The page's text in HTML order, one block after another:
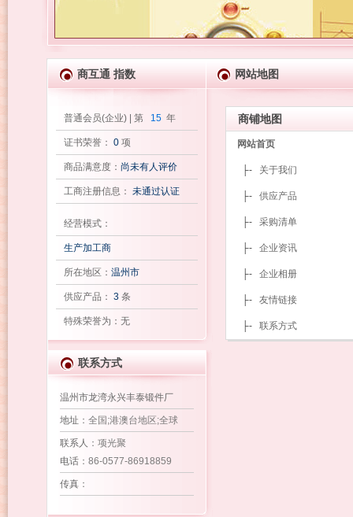
商互通 指数 网站地图
普通会员(企业) | 第 15年
证书荣誉： 0项
商品满意度： 尚未有人评价
工商注册信息： 未通过认证
经营模式：
生产加工商
所在地区： 温州市
供应产品： 3条
特殊荣誉为：无
联系方式
温州市龙湾永兴丰泰锻件厂
地址 ：全国;港澳台地区;全球
联系人 ：项光聚
电话：86-0577-86918859
传真：
商铺地图
网站首页
├- 关于我们
├- 供应产品
├- 采购清单
├- 企业资讯
├- 企业相册
├- 友情链接
├- 联系方式